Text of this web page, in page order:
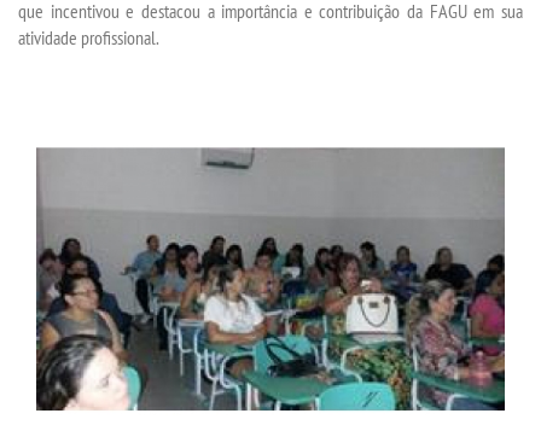
PUBLICAÇÕES
REVISTAS ELETRÔNICAS
UNIESP NEWS
REPOSITÓRIO
que incentivou e destacou a importância e contribuição da FAGU em sua
atividade profissional.